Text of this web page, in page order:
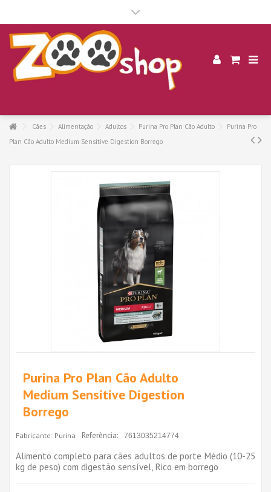
Cães Alimentação Adultos Purina Pro Plan Cão Adulto
Purina Pro
Plan Cão Adulto Medium Sensitive Digestion Borrego
Purina Pro Plan Cão Adulto
Medium Sensitive Digestion
Borrego
Fabricante: Purina Referência: 7613035214774
Alimento completo para cães adultos de porte Médio (10-25
kg de peso) com digestão sensível, Rico em borrego